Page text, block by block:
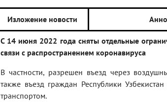
Изложение новости
С 14 июня 2022 года сняты отдельные
связи с распространением коронавируса
В частности, разрешен въезд через
также въезд граждан Республики
транспортом.